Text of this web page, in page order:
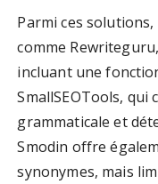
Parmi ces
comme
incluant une
SmallSEOTools,
grammaticale et
Smodin offre
synonymes, mais